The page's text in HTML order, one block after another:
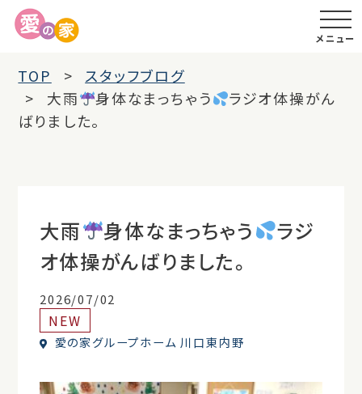
メニュー
TOP
スタッフブログ
大雨
身体なまっちゃう
ラジオ体操がん
ばりました。
大雨 身体なまっちゃう
ラジ
オ体操がんばりました。
2026/07/02
NEW
愛の家グループホーム 川口東内野